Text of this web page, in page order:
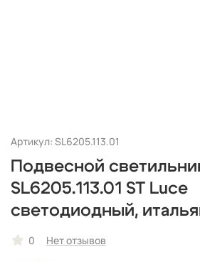
Артикул: SL6205.113.01
Подвесной
SL6205.113.01 ST Luce
светодиодный,
0 Нет отзывов